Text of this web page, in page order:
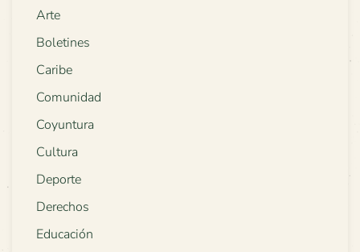
Arte
Boletines
Caribe
Comunidad
Coyuntura
Cultura
Deporte
Derechos
Educación